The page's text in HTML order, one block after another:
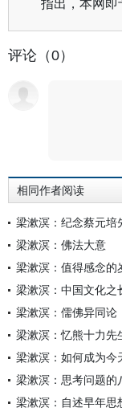
评论（0）
相同作者阅读
梁漱溟：纪念蔡元
梁漱溟：佛法大意
梁漱溟：值得感念的
梁漱溟：中国文化之
梁漱溟：儒佛异同论
梁漱溟：忆熊十力先
梁漱溟：如何成为今
梁漱溟：思考问题的
梁漱溟：自述早年思